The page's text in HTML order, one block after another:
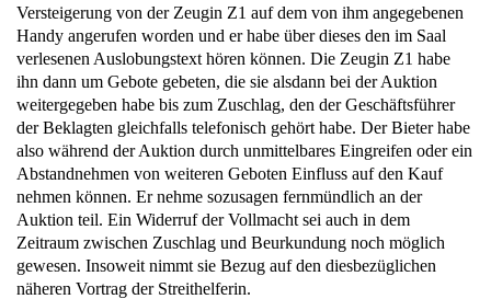
Versteigerung von der Zeugin Z1 auf dem von ihm angegebenen
Handy angerufen worden und er habe über dieses den im Saal
verlesenen Auslobungstext hören können. Die Zeugin Z1 habe
ihn dann um Gebote gebeten, die sie alsdann bei der Auktion
weitergegeben habe bis zum Zuschlag, den der Geschäftsführer
der Beklagten gleichfalls telefonisch gehört habe. Der Bieter habe
also während der Auktion durch unmittelbares Eingreifen oder ein
Abstandnehmen von weiteren Geboten Einfluss auf den Kauf
nehmen können. Er nehme sozusagen fernmündlich an der
Auktion teil. Ein Widerruf der Vollmacht sei auch in dem
Zeitraum zwischen Zuschlag und Beurkundung noch möglich
gewesen. Insoweit nimmt sie Bezug auf den diesbezüglichen
näheren Vortrag der Streithelferin.